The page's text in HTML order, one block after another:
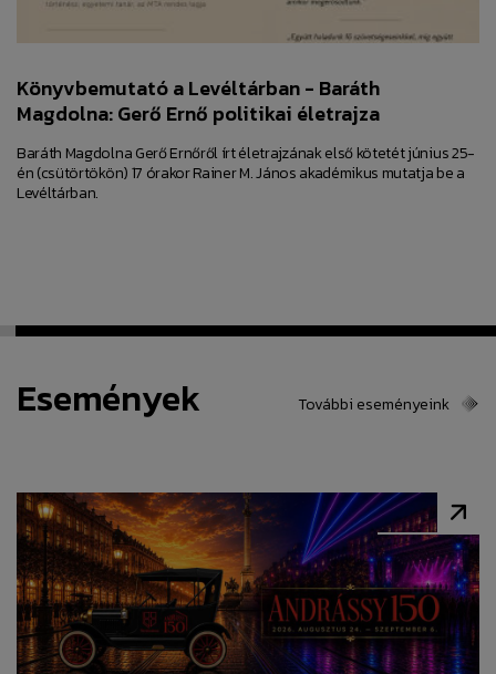
Könyvbemutató a Levéltárban - Baráth
Magdolna: Gerő Ernő politikai életrajza
Baráth Magdolna Gerő Ernőről írt életrajzának első kötetét június 25-
én (csütörtökön) 17 órakor Rainer M. János akadémikus mutatja be a
Levéltárban.
Események További eseményeink